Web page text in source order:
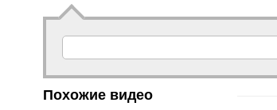
Похожие видео